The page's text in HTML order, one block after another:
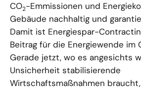
CO2-Emmissionen und
Gebäude nachhaltig und
Damit ist Energiespar-
Beitrag für die Energiewende im
Gerade jetzt, wo es angesichts
Unsicherheit stabilisierende
Wirtschaftsmaßnahmen